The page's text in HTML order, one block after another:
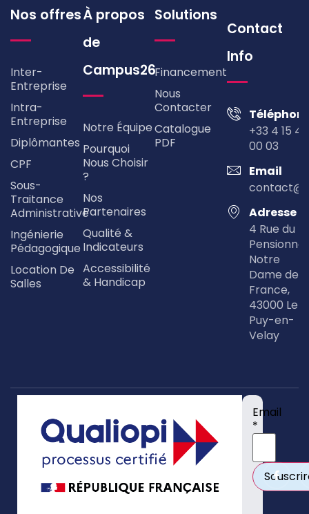
?
Découvrir
?
Découvrir
Découvrir
Nos offres
Inter-
Entreprise
Intra-
Entreprise
Diplômantes
CPF
Sous-
Traitance
Administrative
Ingénierie
Pédagogique
Location De
Salles
À propos
de
Campus26
Notre Équipe
Pourquoi
Nous Choisir
?
Nos
Partenaires
Qualité &
Indicateurs
Accessibilité
& Handicap
Solutions
Financement
Nous
Contacter
Catalogue
PDF
Contact
Info
+33 4 15 49
00 03
Email
Adresse
4 Rue du
Pensionnat
Notre
Dame de
France,
43000 Le
Puy-en-
Velay
Email
*